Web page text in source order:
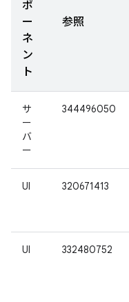
ポ
ー
ネ
ン
ト
参照
サ
ー
バ
ー
344496050
UI 320671413
UI 332480752